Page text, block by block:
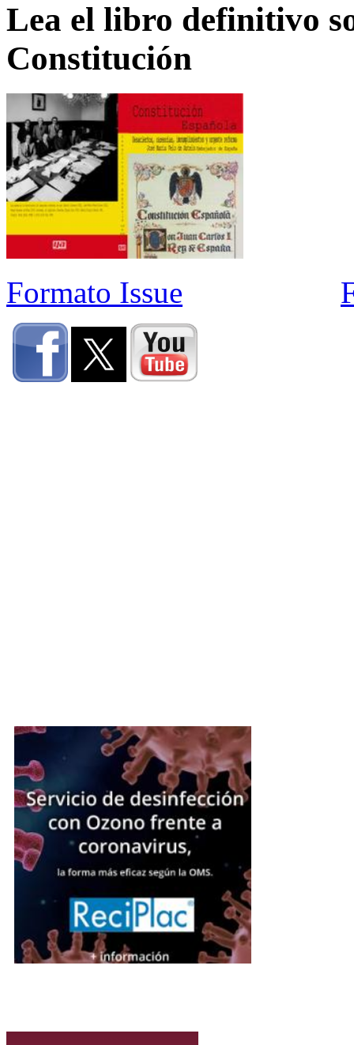
Lea el libro definitivo
Constitución
Formato Issue